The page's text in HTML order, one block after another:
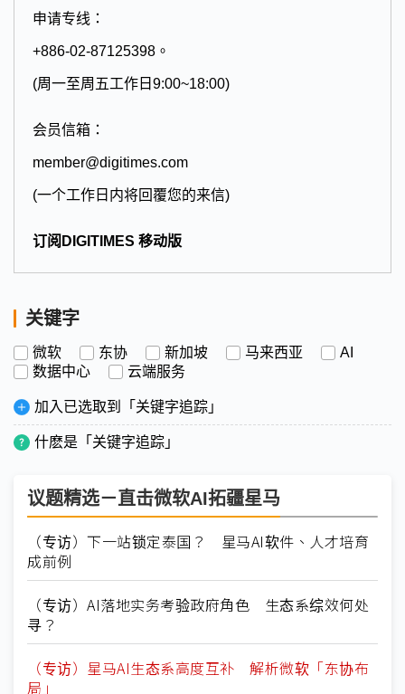
申请专线：
+886-02-87125398。
(周一至周五工作日9:00~18:00)
会员信箱：
member@digitimes.com
(一个工作日内将回覆您的来信)
订阅DIGITIMES 移动版
关键字
微软 东协 新加坡 马来西亚
AI
数据中心
云端服务
加入已选取到「关键字追踪」
什麽是「关键字追踪」
议题精选－直击微软AI拓疆星马
（专访）下一站锁定泰国？ 星马AI软件、人才培育
成前例
（专访）AI落地实务考验政府角色 生态系综效何处
寻？
（专访）星马AI生态系高度互补 解析微软「东协布
局」